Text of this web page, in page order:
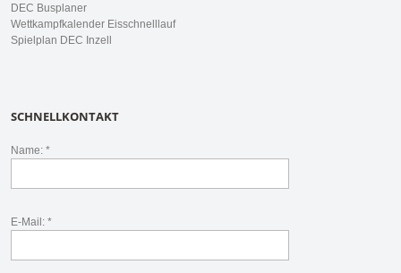
DEC Busplaner
Wettkampfkalender Eisschnelllauf
Spielplan DEC Inzell
SCHNELLKONTAKT
Name: *
E-Mail: *